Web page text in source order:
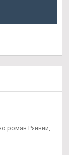
роман Ранний,